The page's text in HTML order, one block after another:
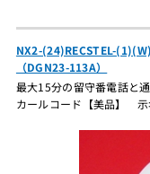
NX2-(24)RECSTEL-
（DGN23-113A）
最大15分の留守番電話と
カールコード【美品】 示